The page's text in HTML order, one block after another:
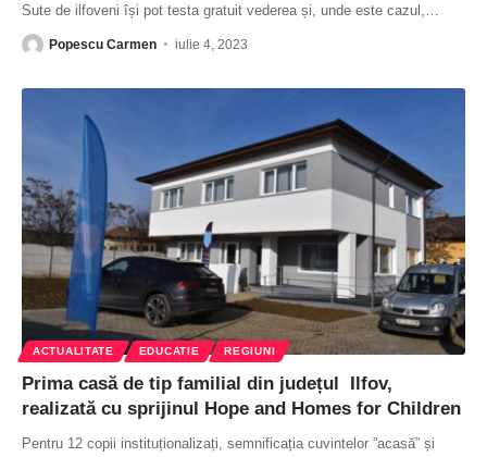
Sute de ilfoveni își pot testa gratuit vederea și, unde este cazul,
Popescu Carmen iulie 4, 2023
ACTUALITATE EDUCATIE REGIUNI
Prima casă de tip familial din județul Ilfov,
realizată cu sprijinul Hope and Homes for Children
Pentru 12 copii instituționalizați, semnificația cuvintelor ”acasă” și